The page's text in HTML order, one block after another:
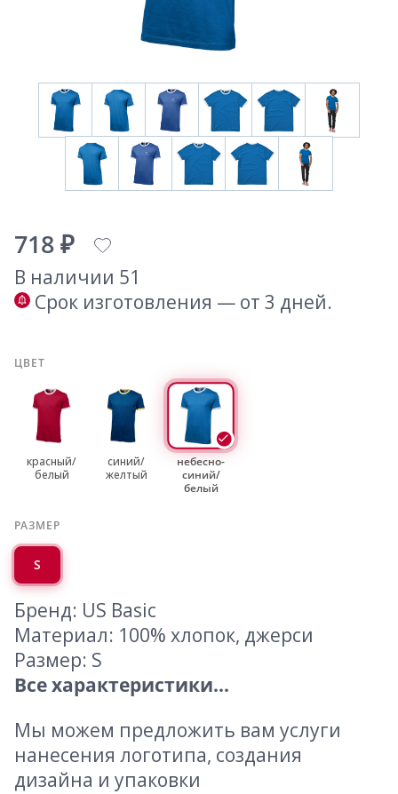
718 ₽
В наличии 51
Срок изготовления — от 3 дней.
ЦВЕТ
красный/
белый
синий/
желтый
небесно-
синий/
белый
РАЗМЕР
S
Бренд: US Basic
Материал: 100% хлопок, джерси
Размер: S
Все характеристики...
Мы можем предложить вам услуги
нанесения логотипа, создания
дизайна и упаковки